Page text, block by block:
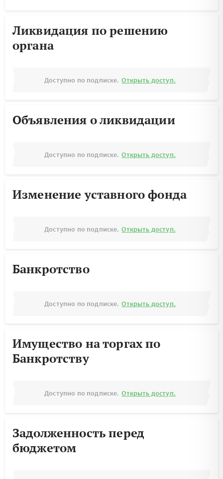
Ликвидация по решению
органа
Доступно по подписке. Открыть доступ.
Объявления о ликвидации
Доступно по подписке. Открыть доступ.
Изменение уставного фонда
Доступно по подписке. Открыть доступ.
Банкротство
Доступно по подписке. Открыть доступ.
Имущество на торгах по
Банкротству
Доступно по подписке. Открыть доступ.
Задолженность перед
бюджетом